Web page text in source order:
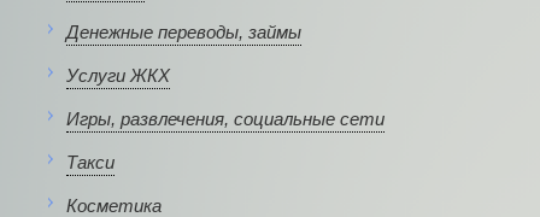
Денежные переводы, займы
Услуги ЖКХ
Игры, развлечения, социальные сети
Такси
Косметика